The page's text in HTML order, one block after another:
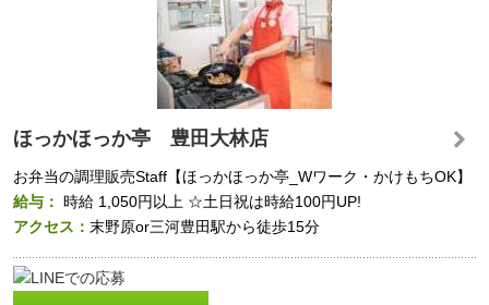
ほっかほっか亭 豊田大林店
お弁当の調理販売Staff【ほっかほっか亭_Wワーク・かけもちOK】
給与： 時給 1,050円以上 ☆土日祝は時給100円UP!
アクセス： 末野原or三河豊田駅から徒歩15分